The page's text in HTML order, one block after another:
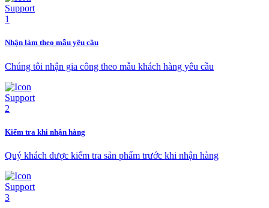
Nhận làm theo mẫu yêu cầu
Chúng tôi nhận gia công theo mẫu khách hàng yêu cầu
Kiểm tra khi nhận hàng
Quý khách được kiểm tra sản phẩm trước khi nhận hàng